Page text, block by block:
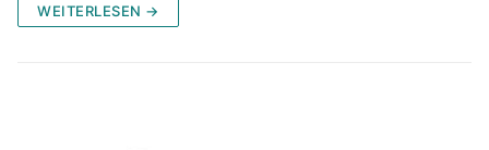
WEITERLESEN →